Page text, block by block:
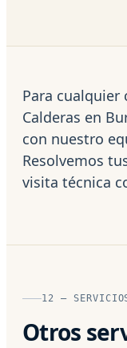
Para
Calderas en
con nuestro
Resolvemos
visita técnica
12 —
Otros